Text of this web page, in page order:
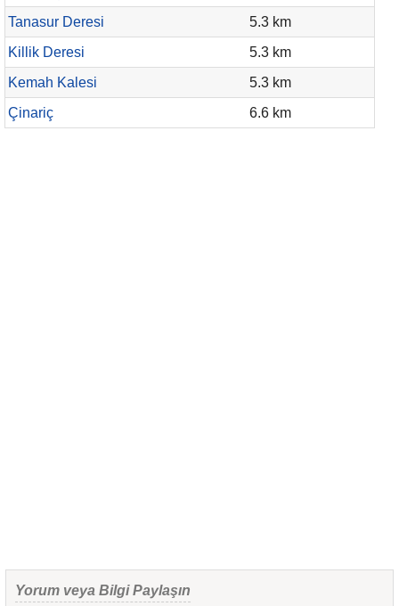
Tanasur Deresi
5.3 km
Killik Deresi
5.3 km
Kemah Kalesi
5.3 km
Çinariç
6.6 km
Yorum veya Bilgi Paylaşın